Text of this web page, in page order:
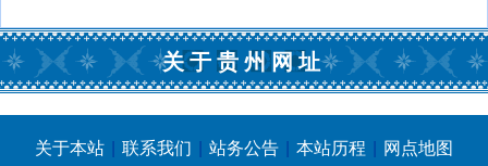
关于贵州网址
关于本站 | 联系我们 | 站务公告 | 本站历程 | 网点地图